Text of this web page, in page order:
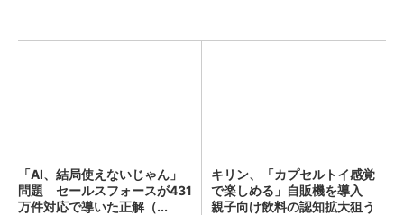
「AI、結局使えないじゃん」
問題 セールスフォースが431
万件対応で導いた正解（...
キリン、「カプセルトイ感覚
で楽しめる」自販機を導入
親子向け飲料の認知拡大狙う